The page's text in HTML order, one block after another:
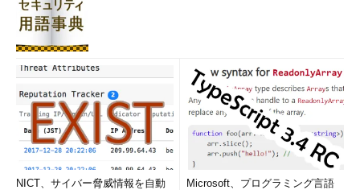
NICT、サイバー脅威情報を自動
Microsoft、プログラミング言語